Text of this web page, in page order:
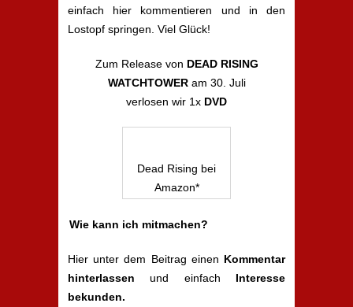
einfach hier kommentieren und in den
Lostopf springen. Viel Glück!
Zum Release von DEAD RISING
WATCHTOWERam 30. Juli
verlosen wir 1x DVD
Dead Rising bei
Amazon*
Wie kann ich mitmachen?
Hier unter dem Beitrag einen Kommentar
hinterlassenund einfach Interesse
bekunden.